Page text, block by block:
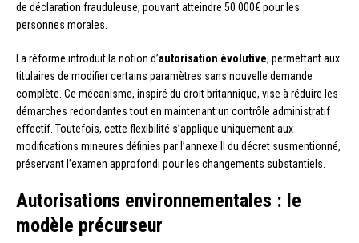
de déclaration frauduleuse, pouvant atteindre 50 000€ pour les
personnes morales.
La réforme introduit la notion d’autorisation évolutive, permettant aux
titulaires de modifier certains paramètres sans nouvelle demande
complète. Ce mécanisme, inspiré du droit britannique, vise à réduire les
démarches redondantes tout en maintenant un contrôle administratif
effectif. Toutefois, cette flexibilité s’applique uniquement aux
modifications mineures définies par l’annexe II du décret susmentionné,
préservant l’examen approfondi pour les changements substantiels.
Autorisations environnementales : le
modèle précurseur